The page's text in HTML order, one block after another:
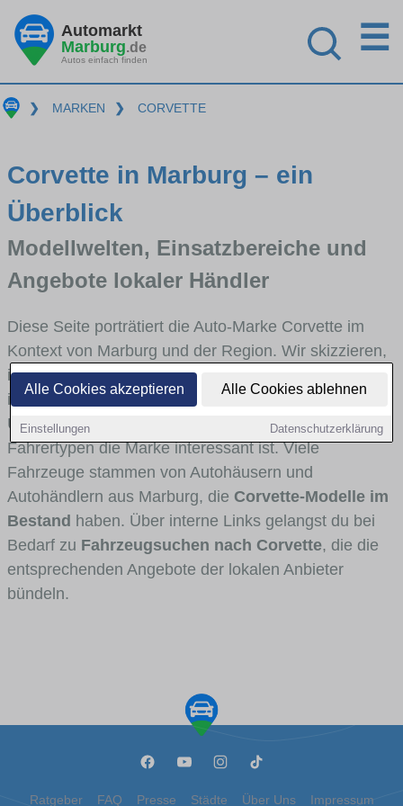
Alle Cookies akzeptieren Alle Cookies ablehnen
Einstellungen Datenschutzerklärung
Automarkt
Marburg.de
Autos einfach finden
☰
❯ MARKEN ❯ CORVETTE
Corvette in Marburg – ein
Überblick
Modellwelten, Einsatzbereiche und
Angebote lokaler Händler
Diese Seite porträtiert die Auto-Marke Corvette im
Kontext von Marburg und der Region. Wir skizzieren,
in welchen Fahrzeugklassen Corvette stark vertreten
ist, welche Modellreihen häufig im Stadt- und
Umlandverkehr zu sehen sind und für welche
Fahrertypen die Marke interessant ist. Viele
Fahrzeuge stammen von Autohäusern und
Autohändlern aus Marburg, die Corvette-Modelle im
Bestand haben. Über interne Links gelangst du bei
Bedarf zu Fahrzeugsuchen nach Corvette, die die
entsprechenden Angebote der lokalen Anbieter
bündeln.
Ratgeber FAQ Presse Städte Über Uns Impressum